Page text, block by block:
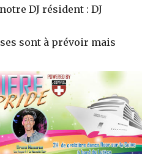
DJ résident : DJ
sont à prévoir mais